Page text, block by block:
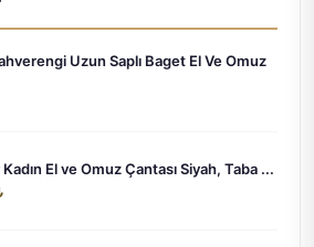
Uzun Saplı Baget El Ve Omuz
El ve Omuz Çantası Siyah, Taba ...